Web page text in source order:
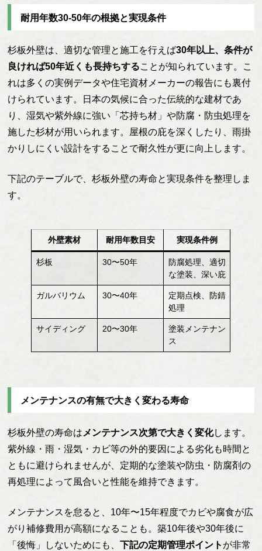
耐用年数30-50年の根拠と実現条件
杉板外壁は、適切な管理と施工を行えば30年以上、条件が
良ければ50年近くも長持ちすることが知られています。こ
れは多くの実例データや住宅資材メーカーの報告にも裏付
けられています。日本の気候に合った伝統的な建材であ
り、湿気や紫外線に強い「芯持ち材」や防腐・防虫処理を
施した杉材が用いられます。屋根の庇を深くしたり、雨掛
かりしにくい設計をすることで耐久性が更に向上します。
下記のテーブルで、杉板外壁の寿命と実現条件を整理しま
す。
外壁素材 耐用年数目安 実現条件例
杉板 30〜50年
防腐処理、適切
な塗装、深い庇
ガルバリウム 30〜40年
定期点検、防錆
処理
サイディング 20〜30年
塗装メンテナン
ス
メンテナンスの有無で大きく変わる寿命
杉板外壁の寿命は メンテナンス次第で大きく変化します。
紫外線・雨・湿気・カビ等の外的要因による劣化も時間と
ともに避けられませんが、定期的な塗装や防虫・防腐剤の
再処理によって風合いと性能を維持できます。
メンテナンスを怠ると、10年〜15年程度でカビや腐食が広
がり補修費用が高額になることも。築10年後や30年後に
「後悔」しないためにも、下記の定期管理ポイント が非常